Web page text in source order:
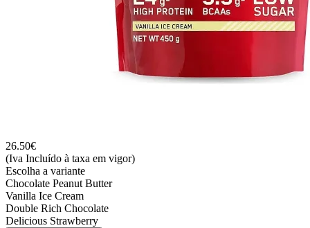
26.50€
(Iva Incluído à taxa em vigor)
Escolha a variante
Chocolate Peanut Butter
Vanilla Ice Cream
Double Rich Chocolate
Delicious Strawberry